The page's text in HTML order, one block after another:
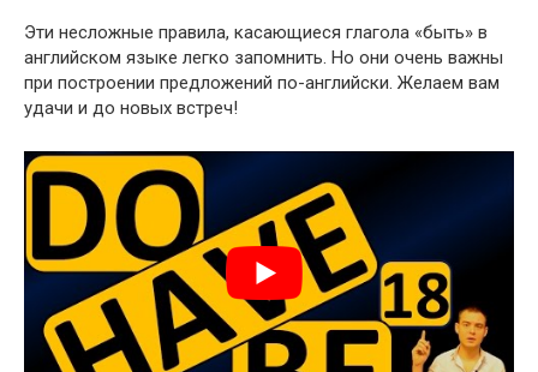
Эти несложные правила, касающиеся глагола «быть» в
английском языке легко запомнить. Но они очень важны
при построении предложений по-английски. Желаем вам
удачи и до новых встреч!